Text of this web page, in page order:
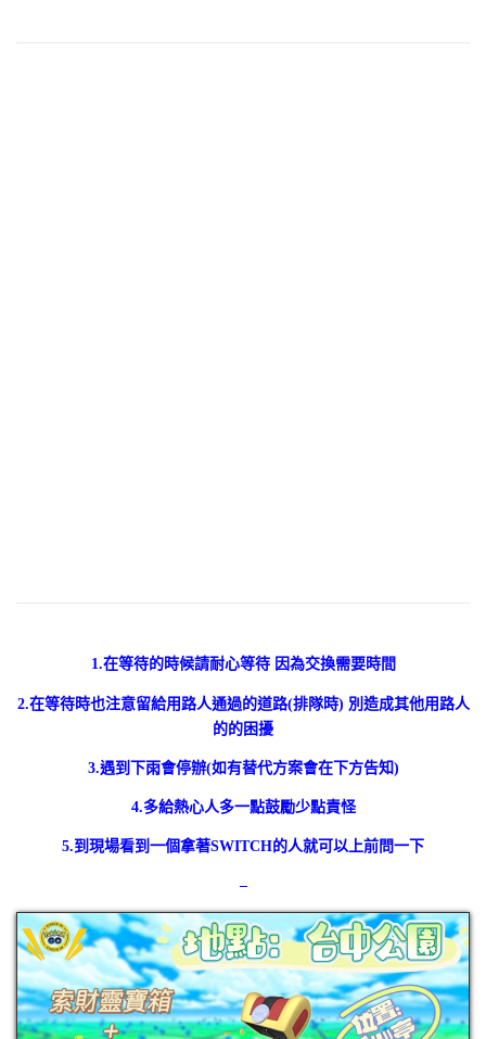
1.在等待的時候請耐心等待 因為交換需要時間
2.在等待時也注意留給用路人通過的道路(排隊時) 別造成其他用路人
的的困擾
3.遇到下雨會停辦(如有替代方案會在下方告知)
4.多給熱心人多一點鼓勵少點責怪
5.到現場看到一個拿著SWITCH的人就可以上前問一下
–